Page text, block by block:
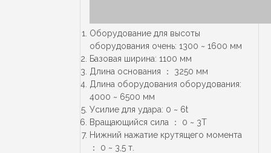
Оборудование для высоты
оборудования очень: 1300 ~ 1600 мм
Базовая ширина: 1100 мм
Длина основания ： 3250 мм
Длина оборудования оборудования:
4000 ~ 6500 мм
Усилие для удара: 0 ~ 6t
Вращающийся сила ： 0 ~ 3T
Нижний нажатие крутящего момента
： 0 ~ 3,5 т.